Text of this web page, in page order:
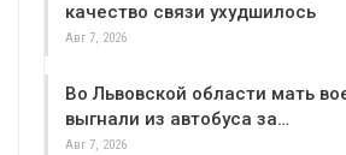
качество связи ухудшилось
Авг 7, 2026
Во Львовской области мать
выгнали из автобуса за…
Авг 7, 2026